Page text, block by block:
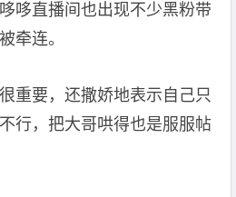
哆直播间也出现不少黑粉带
牵连。
重要，还撒娇地表示自己只
行，把大哥哄得也是服服帖